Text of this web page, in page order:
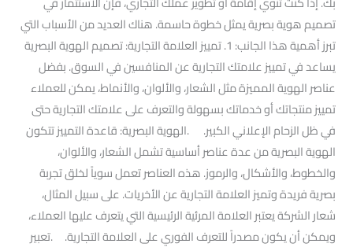
تصميم هوية بصرية يمثل خطوة حاسمة. هناك العديد من الأسباب التي
تبرز أهمية هذا الجانب: 1. تمييز العلامة التجارية: تصميم الهوية البصرية
يساعد في تمييز علامتك التجارية عن المنافسين في السوق. بفضل
عناصر الهوية المميزة مثل الشعار، والألوان، والأنماط، يمكن للعملاء
تمييز منتجاتك أو خدماتك بسهولة والتعرف على علامتك التجارية حتى
في ظل الزحام الإعلاني الكبير. .الهوية البصرية: قاعدة التمييز تتكون
الهوية البصرية من عدة عناصر أساسية تشمل الشعار، والألوان،
والخطوط، والأشكال، والرموز. هذه العناصر تعمل سوياً لخلق تجربة
بصرية فريدة وتميز العلامة التجارية عن الأخريات. على سبيل المثال،
شعار الشركة يعتبر العلامة المرئية الرئيسية التي يتعرف عليها العملاء،
ويمكن أن يكون مصدراً للتعرف الفوري على العلامة التجارية. .تعبير